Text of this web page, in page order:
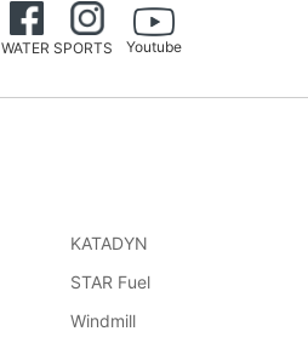
WATER SPORTS Youtube
KATADYN
STAR Fuel
Windmill